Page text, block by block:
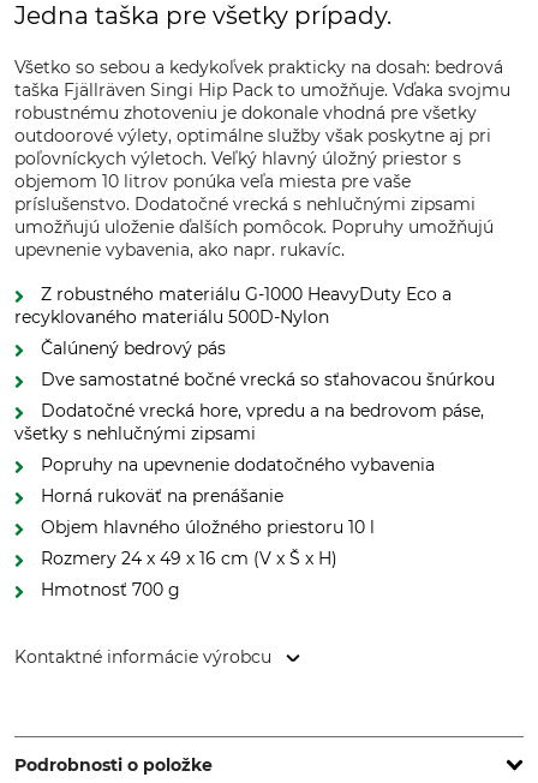
Jedna taška pre všetky prípady.
Všetko so sebou a kedykoľvek prakticky na dosah: bedrová
taška Fjällräven Singi Hip Pack to umožňuje. Vďaka svojmu
robustnému zhotoveniu je dokonale vhodná pre všetky
outdoorové výlety, optimálne služby však poskytne aj pri
poľovníckych výletoch. Veľký hlavný úložný priestor s
objemom 10 litrov ponúka veľa miesta pre vaše
príslušenstvo. Dodatočné vrecká s nehlučnými zipsami
umožňujú uloženie ďalších pomôcok. Popruhy umožňujú
upevnenie vybavenia, ako napr. rukavíc.
Z robustného materiálu G-1000 HeavyDuty Eco a
recyklovaného materiálu 500D-Nylon
Čalúnený bedrový pás
Dve samostatné bočné vrecká so sťahovacou šnúrkou
Dodatočné vrecká hore, vpredu a na bedrovom páse,
všetky s nehlučnými zipsami
Popruhy na upevnenie dodatočného vybavenia
Horná rukoväť na prenášanie
Objem hlavného úložného priestoru 10 l
Rozmery 24 x 49 x 16 cm (V x Š x H)
Hmotnosť 700 g
Kontaktné informácie výrobcu
Sweden, www.fjallraven.com
Podrobnosti o položke